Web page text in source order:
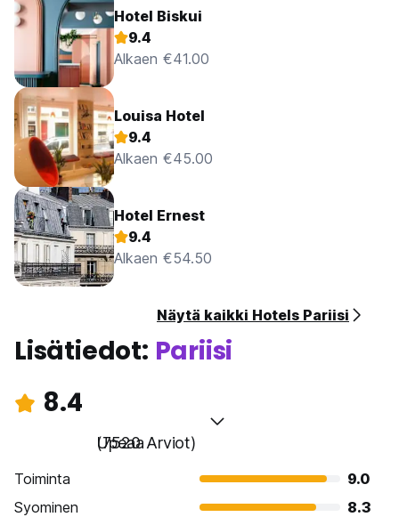
Hotel Biskui
9.4
Alkaen €41.00
Louisa Hotel
9.4
Alkaen €45.00
Hotel Ernest
9.4
Alkaen €54.50
Näytä kaikki Hotels Pariisi
Lisätiedot: Pariisi
8.4
Upeaa
(7520 Arviot)
Toiminta
9.0
Syominen
8.3